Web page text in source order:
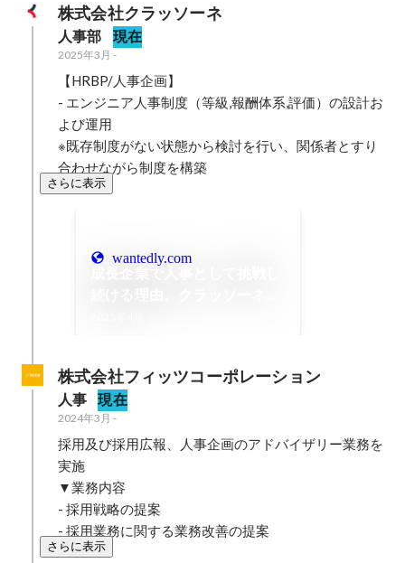
株式会社クラッソーネ
人事部 現在
2025年3月 -
【HRBP/人事企画】
- エンジニア人事制度（等級,報酬体系,評価）の設計お
よび運用
※既存制度がない状態から検討を行い、関係者とすり
合わせながら制度を構築
さらに表示
wantedly.com
株式会社フィッツコーポレーション
人事 現在
2024年3月 -
採用及び採用広報、人事企画のアドバイザリー業務を
実施
▼業務内容
- 採用戦略の提案
- 採用業務に関する業務改善の提案
さらに表示